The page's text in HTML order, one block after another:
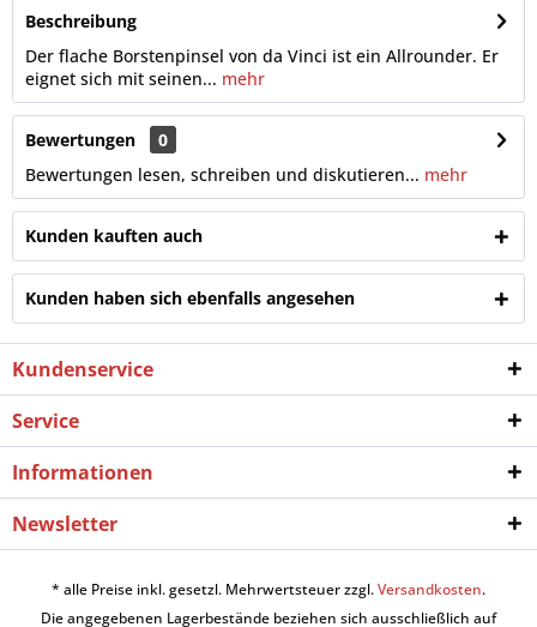
Beschreibung
Der flache Borstenpinsel von da Vinci ist ein Allrounder. Er
eignet sich mit seinen... mehr
Bewertungen
0
Bewertungen lesen, schreiben und diskutieren... mehr
Kunden kauften auch
Kunden haben sich ebenfalls angesehen
Kundenservice
Service
Informationen
Newsletter
* alle Preise inkl. gesetzl. Mehrwertsteuer zzgl.Versandkosten.
Die angegebenen Lagerbestände beziehen sich ausschließlich auf